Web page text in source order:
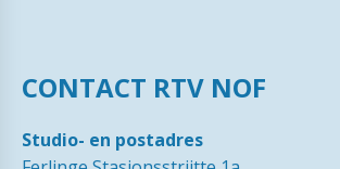
CONTACT RTV NOF
Studio- en postadres